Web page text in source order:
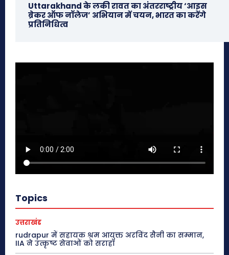
Uttarakhand के लकी रावत का अंतरराष्ट्रीय ‘आइस
ब्रेकर ऑफ नॉलेज’ अभियान में चयन, भारत का करेंगे
प्रतिनिधित्व
Topics
उत्तराखंड
rudrapur में सहायक श्रम आयुक्त अरविंद सैनी का सम्मान,
IIA ने उत्कृष्ट सेवाओं को सराहा